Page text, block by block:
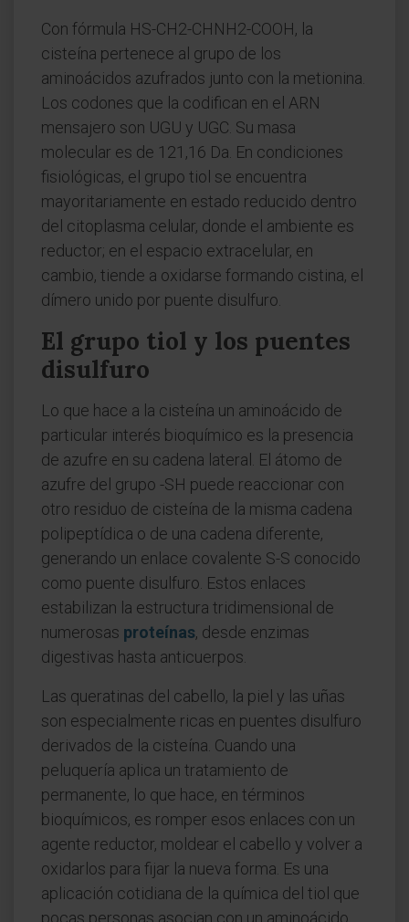
Con fórmula HS-CH2-CHNH2-COOH, la
cisteína pertenece al grupo de los
aminoácidos azufrados junto con la metionina.
Los codones que la codifican en el ARN
mensajero son UGU y UGC. Su masa
molecular es de 121,16 Da. En condiciones
fisiológicas, el grupo tiol se encuentra
mayoritariamente en estado reducido dentro
del citoplasma celular, donde el ambiente es
reductor; en el espacio extracelular, en
cambio, tiende a oxidarse formando cistina, el
dímero unido por puente disulfuro.
El grupo tiol y los puentes
disulfuro
Lo que hace a la cisteína un aminoácido de
particular interés bioquímico es la presencia
de azufre en su cadena lateral. El átomo de
azufre del grupo -SH puede reaccionar con
otro residuo de cisteína de la misma cadena
polipeptídica o de una cadena diferente,
generando un enlace covalente S-S conocido
como puente disulfuro. Estos enlaces
estabilizan la estructura tridimensional de
numerosas proteínas, desde enzimas
digestivas hasta anticuerpos.
Las queratinas del cabello, la piel y las uñas
son especialmente ricas en puentes disulfuro
derivados de la cisteína. Cuando una
peluquería aplica un tratamiento de
permanente, lo que hace, en términos
bioquímicos, es romper esos enlaces con un
agente reductor, moldear el cabello y volver a
oxidarlos para fijar la nueva forma. Es una
aplicación cotidiana de la química del tiol que
pocas personas asocian con un aminoácido.